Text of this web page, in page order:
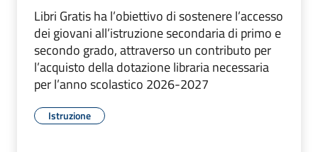
Libri Gratis ha l’obiettivo di sostenere l’accesso
dei giovani all’istruzione secondaria di primo e
secondo grado, attraverso un contributo per
l’acquisto della dotazione libraria necessaria
per l’anno scolastico 2026-2027
Istruzione